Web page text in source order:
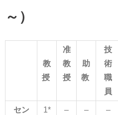
～）
教
授
准
教
授
助
教
技
術
職
員
セン
1* – – –